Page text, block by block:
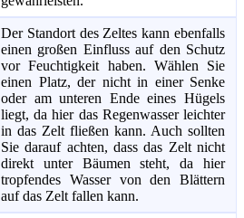
Der Standort des Zeltes kann ebenfalls
einen großen Einfluss auf den Schutz
vor Feuchtigkeit haben. Wählen Sie
einen Platz, der nicht in einer Senke
oder am unteren Ende eines Hügels
liegt, da hier das Regenwasser leichter
in das Zelt fließen kann. Auch sollten
Sie darauf achten, dass das Zelt nicht
direkt unter Bäumen steht, da hier
tropfendes Wasser von den Blättern
auf das Zelt fallen kann.